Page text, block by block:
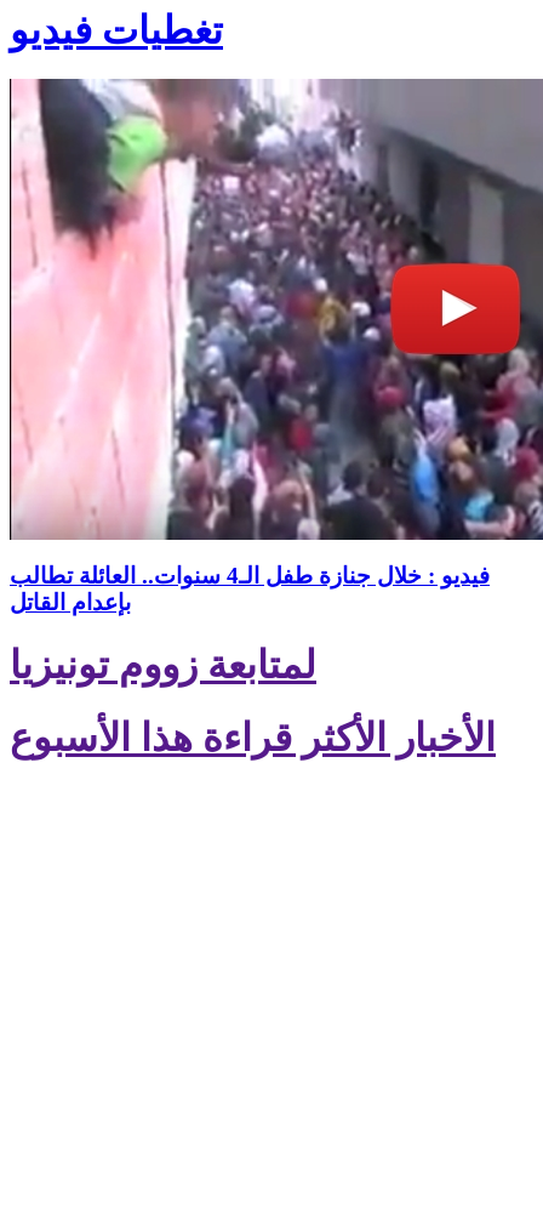
تغطيات فيديو
فيديو : خلال جنازة طفل الـ4 سنوات.. العائلة تطالب
بإعدام القاتل
لمتابعة زووم تونيزيا
الأخبار الأكثر قراءة هذا الأسبوع